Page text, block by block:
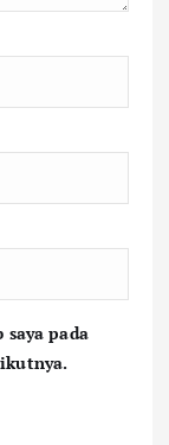
pada